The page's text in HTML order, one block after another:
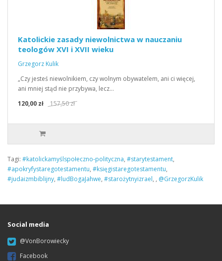
Katolickie zasady niewolnictwa w nauczaniu
teologów XVI i XVII wieku
Grzegorz Kulik
„Czy jesteś niewolnikiem, czy wolnym obywatelem, ani ci więcej,
ani mniej stąd nie przybywa, lecz…
120,00 zł
157,50 zł
Tagi: #katolickamyślspołeczno-polityczna, #starytestament,
#apokryfystaregotestamentu, #księgistaregotestamentu,
#judaizmbiblijny, #ludBogaJahwe, #starożytnyizrael, , @GrzegorzKulik
Social media
@VonBorowiecky
Facebook